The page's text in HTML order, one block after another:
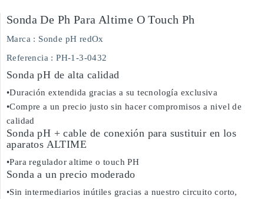
Sonda De Ph Para Altime O Touch Ph
Marca : Sonde pH redOx
Referencia : PH-1-3-0432
Sonda pH de alta calidad
•Duración extendida gracias a su tecnología exclusiva
•Compre a un precio justo sin hacer compromisos a nivel de
calidad
Sonda pH + cable de conexión para sustituir en los
aparatos ALTIME
•Para regulador altime o touch PH
Sonda a un precio moderado
•Sin intermediarios inútiles gracias a nuestro circuito corto,